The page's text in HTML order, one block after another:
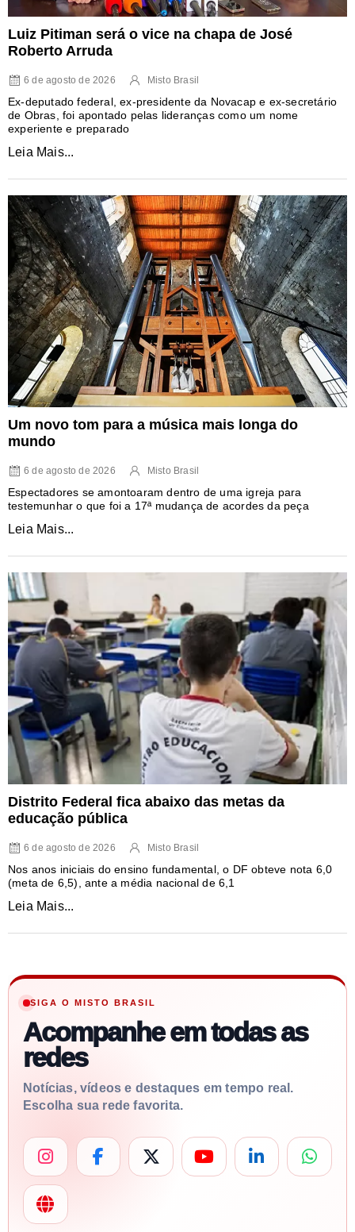
Luiz Pitiman será o vice na chapa de José
Roberto Arruda
6 de agosto de 2026 Misto Brasil
Ex-deputado federal, ex-presidente da Novacap e ex-secretário
de Obras, foi apontado pelas lideranças como um nome
experiente e preparado
Leia Mais...
Um novo tom para a música mais longa do
mundo
6 de agosto de 2026 Misto Brasil
Espectadores se amontoaram dentro de uma igreja para
testemunhar o que foi a 17ª mudança de acordes da peça
Leia Mais...
Distrito Federal fica abaixo das metas da
educação pública
6 de agosto de 2026 Misto Brasil
Nos anos iniciais do ensino fundamental, o DF obteve nota 6,0
(meta de 6,5), ante a média nacional de 6,1
Leia Mais...
SIGA O MISTO BRASIL
Acompanhe em todas as
redes
Notícias, vídeos e destaques em tempo real.
Escolha sua rede favorita.